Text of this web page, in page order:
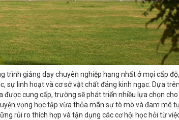
giảng dạy chuyên nghiệp hạng nhất ở mọi cấp
sự linh hoạt và cơ sở vật chất đáng kinh ngạc. Dựa
cung cấp, trường sẽ phát triển nhiều lựa chọn cho
vọng học tập vừa thỏa mãn sự tò mò và đam mê
rủi ro thích hợp và tận dụng các cơ hội học hỏi từ